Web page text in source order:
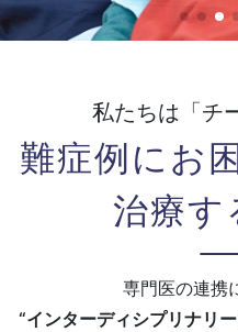
私たちは「チ
難症例にお
治療す
専門医の連携
“インターディシプリナリ